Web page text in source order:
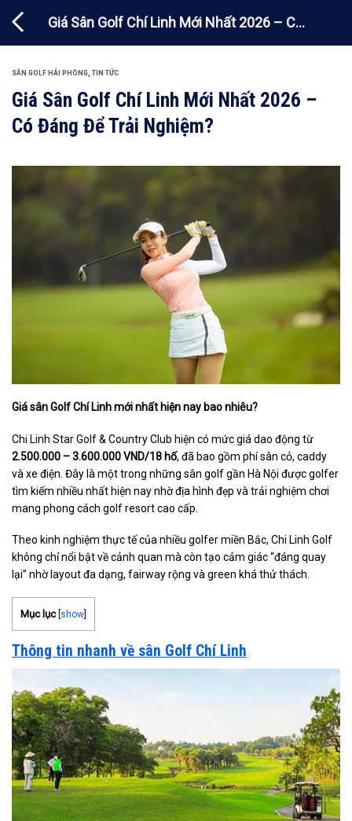
đến
Giá Sân Golf Chí Linh Mới Nhất 2026 – Có
Đáng Để Trải Nghiệm?
SÂN GOLF HẢI PHÒNG TIN TỨC
Giá Sân Golf Chí Linh Mới Nhất 2026 –
Có Đáng Để Trải Nghiệm?
Giá sân Golf Chí Linh mới nhất hiện nay bao nhiêu?
Chi Linh Star Golf & Country Club hiện có mức giá dao động từ
2.500.000 – 3.600.000 VND/18 hố, đã bao gồm phí sân cỏ, caddy
và xe điện. Đây là một trong những sân golf gần Hà Nội được golfer
tìm kiếm nhiều nhất hiện nay nhờ địa hình đẹp và trải nghiệm chơi
mang phong cách golf resort cao cấp.
Theo kinh nghiệm thực tế của nhiều golfer miền Bắc, Chi Linh Golf
không chỉ nổi bật về cảnh quan mà còn tạo cảm giác “đáng quay
lại” nhờ layout đa dạng, fairway rộng và green khá thử thách.
Mục lục show
Thông tin nhanh về sân Golf Chí Linh